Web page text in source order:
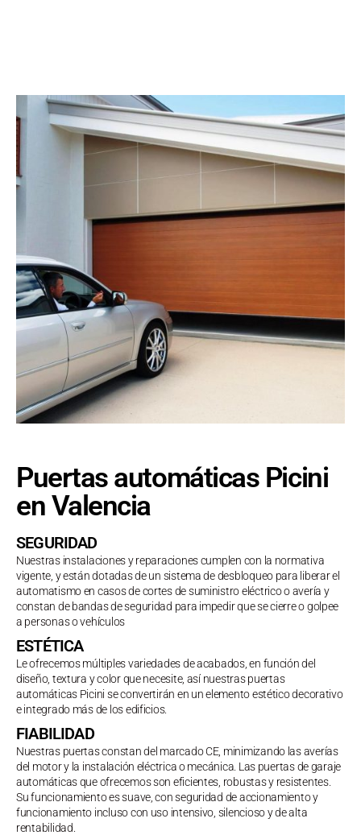
Puertas automáticas Picini
en Valencia
SEGURIDAD
Nuestras instalaciones y reparaciones cumplen con la normativa
vigente, y están dotadas de un sistema de desbloqueo para liberar el
automatismo en casos de cortes de suministro eléctrico o avería y
constan de bandas de seguridad para impedir que se cierre o golpee
a personas o vehículos
ESTÉTICA
Le ofrecemos múltiples variedades de acabados, en función del
diseño, textura y color que necesite, así nuestras puertas
automáticas Picini se convertirán en un elemento estético decorativo
e integrado más de los edificios.
FIABILIDAD
Nuestras puertas constan del marcado CE, minimizando las averías
del motor y la instalación eléctrica o mecánica. Las puertas de garaje
automáticas que ofrecemos son eficientes, robustas y resistentes.
Su funcionamiento es suave, con seguridad de accionamiento y
funcionamiento incluso con uso intensivo, silencioso y de alta
rentabilidad.